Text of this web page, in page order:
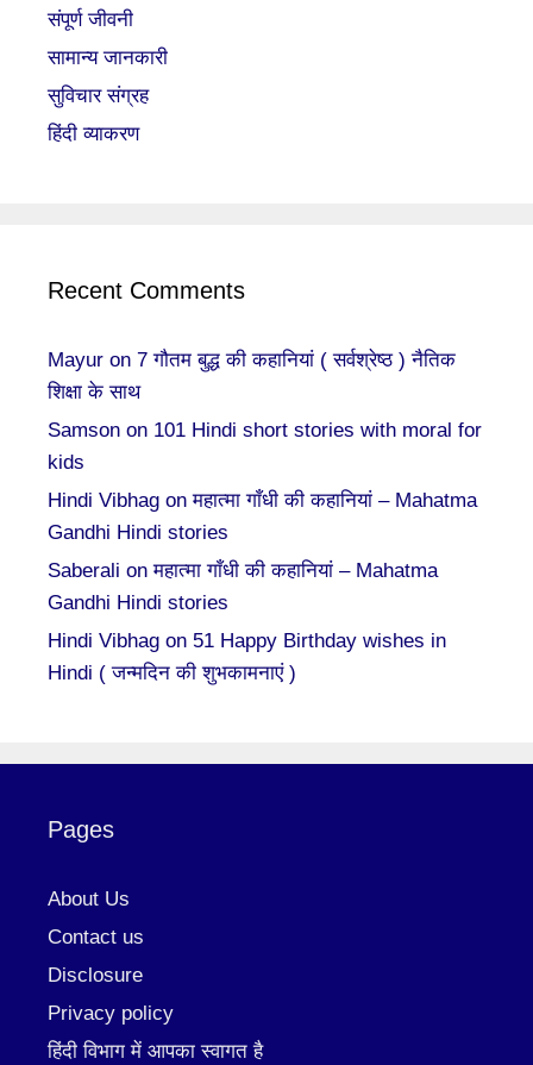
संपूर्ण जीवनी
सामान्य जानकारी
सुविचार संग्रह
हिंदी व्याकरण
Recent Comments
Mayur on 7 गौतम बुद्ध की कहानियां ( सर्वश्रेष्ठ ) नैतिक
शिक्षा के साथ
Samson on 101 Hindi short stories with moral for
kids
Hindi Vibhag onमहात्मा गाँधी की कहानियां – Mahatma
Gandhi Hindi stories
Saberali onमहात्मा गाँधी की कहानियां – Mahatma
Gandhi Hindi stories
Hindi Vibhag on 51 Happy Birthday wishes in
Hindi ( जन्मदिन की शुभकामनाएं )
Pages
About Us
Contact us
Disclosure
Privacy policy
हिंदी विभाग में आपका स्वागत है